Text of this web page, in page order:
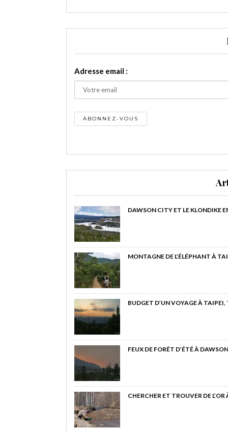
Adresse email :
DAWSON CITY ET LE KLONDIKE
MONTAGNE DE L’ÉLÉPHANT À
BUDGET D’UN VOYAGE À
FEUX DE FORÊT D’ÉTÉ À
CHERCHER ET TROUVER DE